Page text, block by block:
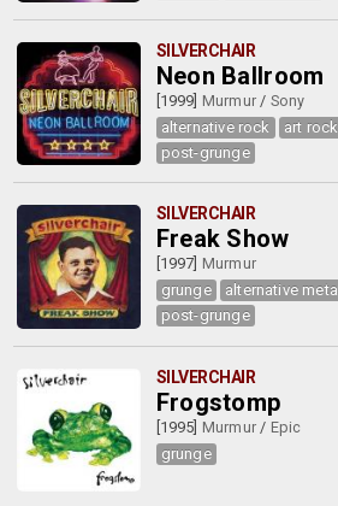
SILVERCHAIR
Neon Ballroom
[1999] Murmur/ Sony
alternative rock
art rock
post-grunge
SILVERCHAIR
Freak Show
[1997] Murmur
grunge
alternative metal
post-grunge
SILVERCHAIR
Frogstomp
[1995] Murmur/ Epic
grunge